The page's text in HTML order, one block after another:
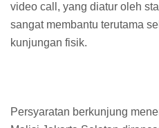
video call, yang diatur oleh
sangat membantu terutama
kunjungan fisik.
Persyaratan berkunjung